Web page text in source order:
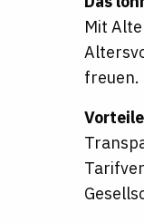
Mit
freuen.